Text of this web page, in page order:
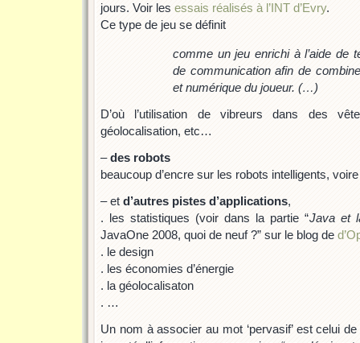
jours. Voir les essais réalisés à l’INT d’Evry.
Ce type de jeu se définit
comme un jeu enrichi à l’aide de
de communication afin de
et numérique du joueur. (…)
D’où l’utilisation de vibreurs dans des
géolocalisation, etc…
–des robots
beaucoup d’encre sur les robots intelligents,
– et d’autres pistes d’applications,
. les statistiques (voir dans la partie “Java et
JavaOne 2008, quoi de neuf ?” sur le blog de
. le design
. les économies d’énergie
. la géolocalisaton
. …
Un nom à associer au mot ‘pervasif’ est celui de